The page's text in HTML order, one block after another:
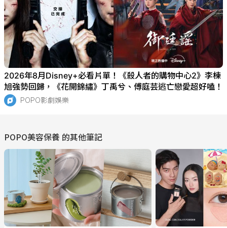
2026年8月Disney+必看片單！《殺人者的購物中心2》李棟
旭強勢回歸，《花開錦繡》丁禹兮、傅庭芸逃亡戀愛超好嗑！
POPO影劇娛樂
POPO美容保養 的其他筆記